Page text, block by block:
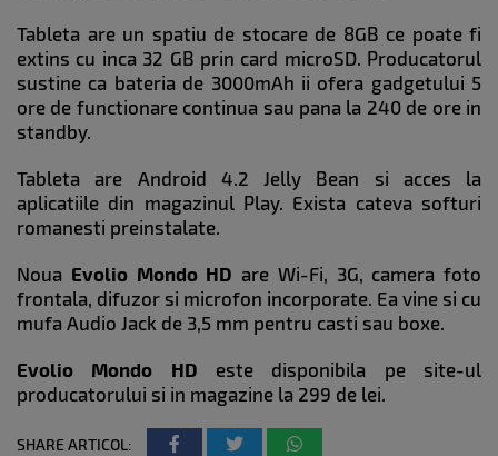
Tableta are un spatiu de stocare de 8GB ce poate fi
extins cu inca 32 GB prin card microSD. Producatorul
sustine ca bateria de 3000mAh ii ofera gadgetului 5
ore de functionare continua sau pana la 240 de ore in
standby.
Tableta are Android 4.2 Jelly Bean si acces la
aplicatiile din magazinul Play. Exista cateva softuri
romanesti preinstalate.
Noua Evolio Mondo HD are Wi-Fi, 3G, camera foto
frontala, difuzor si microfon incorporate. Ea vine si cu
mufa Audio Jack de 3,5 mm pentru casti sau boxe.
Evolio Mondo HD este disponibila pe site-ul
producatorului si in magazine la 299 de lei.
SHARE ARTICOL: